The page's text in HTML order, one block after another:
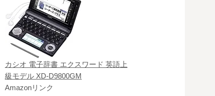
カシオ 電子辞書 エクスワード 英語上
級モデル XD-D9800GM
Amazonリンク